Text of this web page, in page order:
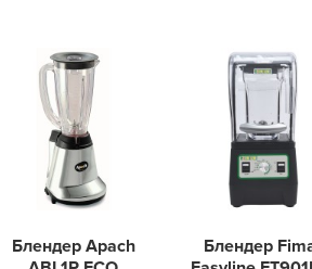
Блендер Apach
Блендер